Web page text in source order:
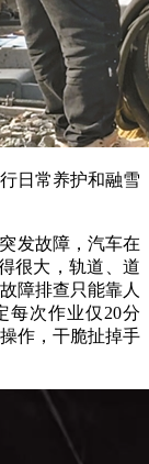
日常养护和融雪
发故障，汽车在
很大，轨道、道
障排查只能靠人
每次作业仅20分
作，干脆扯掉手